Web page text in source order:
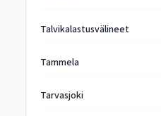
Talvikalastusvälineet
Tammela
Tarvasjoki